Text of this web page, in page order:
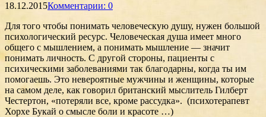
18.12.2015Комментарии: 0
Для того чтобы понимать человеческую душу, нужен большой
психологический ресурс. Человеческая душа имеет много
общего с мышлением, а понимать мышление — значит
понимать личность. С другой стороны, пациенты с
психическими заболеваниями так благодарны, когда ты им
помогаешь. Это невероятные мужчины и женщины, которые
на самом деле, как говорил британский мыслитель Гилберт
Честертон, «потеряли все, кроме рассудка». (пcихотерапевт
Хорхе Букай о смысле боли и красоте …)